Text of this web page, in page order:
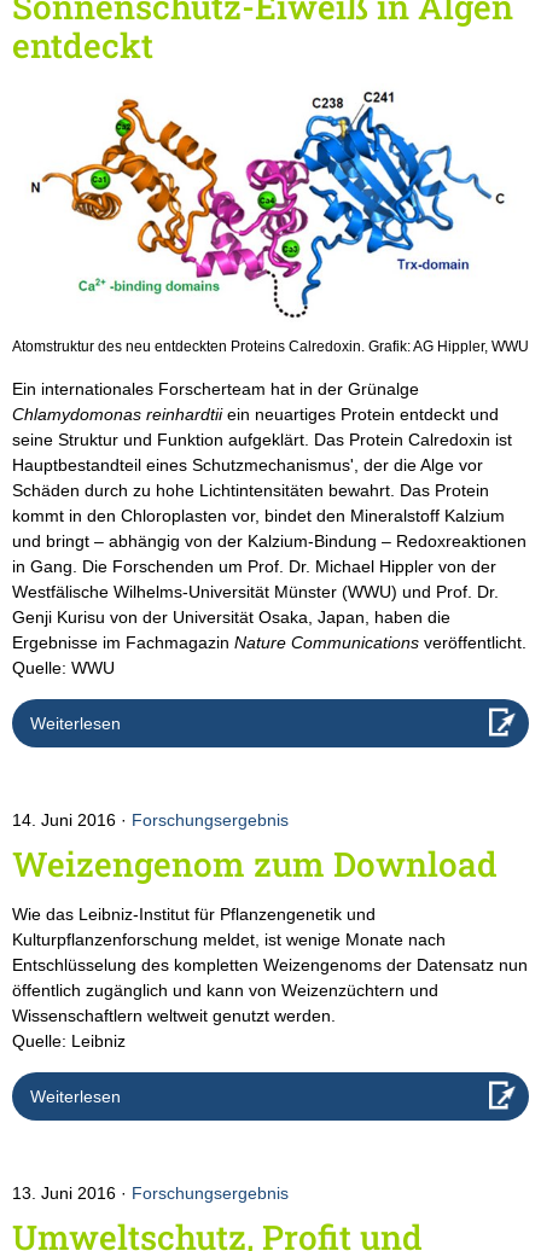
entdeckt
Atomstruktur des neu entdeckten Proteins Calredoxin. Grafik: AG Hippler, WWU
Ein internationales Forscherteam hat in der Grünalge
Chlamydomonas reinhardtiiein neuartiges Protein entdeckt und
seine Struktur und Funktion aufgeklärt. Das Protein Calredoxin ist
Hauptbestandteil eines Schutzmechanismus', der die Alge vor
Schäden durch zu hohe Lichtintensitäten bewahrt. Das Protein
kommt in den Chloroplasten vor, bindet den Mineralstoff Kalzium
und bringt – abhängig von der Kalzium-Bindung – Redoxreaktionen
in Gang. Die Forschenden um Prof. Dr. Michael Hippler von der
Westfälische Wilhelms-Universität Münster (WWU) und Prof. Dr.
Genji Kurisu von der Universität Osaka, Japan, haben die
Ergebnisse im Fachmagazin Nature Communications veröffentlicht.
Quelle: WWU
Weiterlesen
14. Juni 2016 Forschungsergebnis
Weizengenom zum Download
Wie das Leibniz-Institut für Pflanzengenetik und
Kulturpflanzenforschung meldet, ist wenige Monate nach
Entschlüsselung des kompletten Weizengenoms der Datensatz nun
öffentlich zugänglich und kann von Weizenzüchtern und
Wissenschaftlern weltweit genutzt werden.
Quelle: Leibniz
Weiterlesen
13. Juni 2016 Forschungsergebnis
Umweltschutz, Profit und